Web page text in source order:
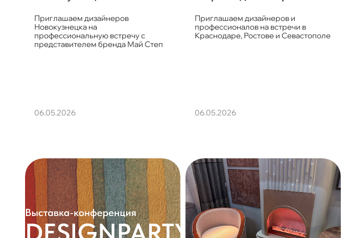
Приглашаем дизайнеров
Новокузнецка на
профессиональную встречу с
представителем бренда Май Степ
06.05.2026
Приглашаем дизайнеров и
профессионалов на встречи в
Краснодаре, Ростове и Севастополе
06.05.2026